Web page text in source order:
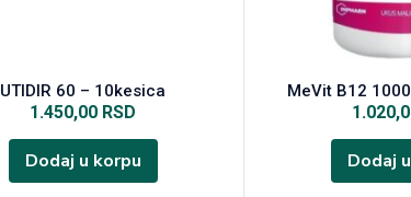
UTIDIR 60 – 10kesica
1.450,00 RSD
Dodaj u korpu
MeVit B12
Dodaj